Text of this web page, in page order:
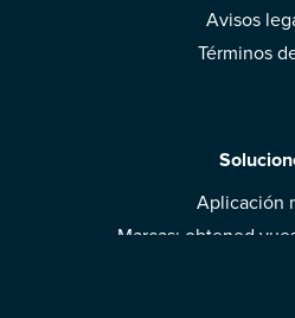
Avisos
Términos
Aplicación
Marcas: obtened